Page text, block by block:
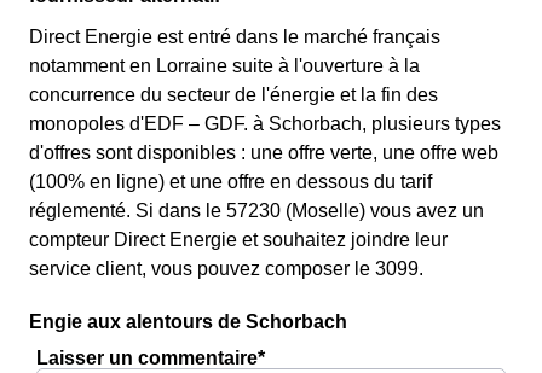
Direct Energie est entré dans le marché français
notamment en Lorraine suite à l'ouverture à la
concurrence du secteur de l'énergie et la fin des
monopoles d'EDF – GDF. à Schorbach, plusieurs types
d'offres sont disponibles : une offre verte, une offre web
(100% en ligne) et une offre en dessous du tarif
réglementé. Si dans le 57230 (Moselle) vous avez un
compteur Direct Energie et souhaitez joindre leur
service client, vous pouvez composer le 3099.
Engie aux alentours de Schorbach
Laisser un commentaire*